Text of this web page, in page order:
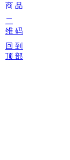
商 品
二
维 码
回 到
顶 部